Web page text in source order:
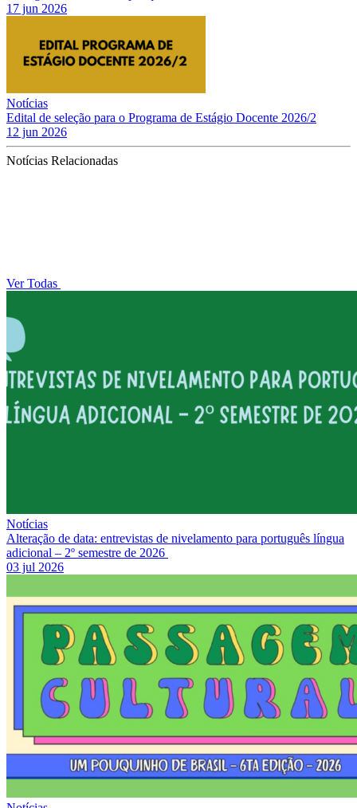
17 jun 2026
Notícias
Edital de seleção para o Programa de Estágio Docente 2026/2
12 jun 2026
Notícias Relacionadas
Ver Todas
Notícias
Alteração de data: entrevistas de nivelamento para português língua
adicional – 2º semestre de 2026
03 jul 2026